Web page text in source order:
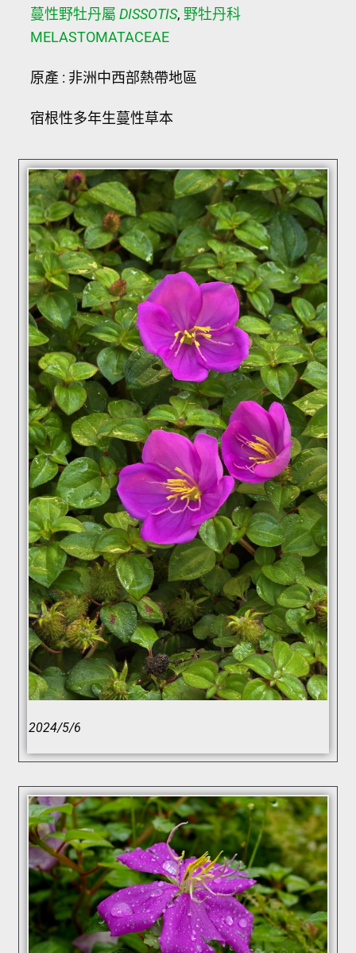
蔓性野牡丹屬 DISSOTIS, 野牡丹科
MELASTOMATACEAE
原產 : 非洲中西部熱帶地區
宿根性多年生蔓性草本
2024/5/6